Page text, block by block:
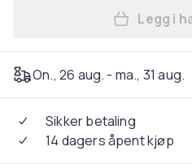
Legg i
On., 26 aug. - ma., 31 aug.
Sikker betaling
14 dagers åpent kjøp